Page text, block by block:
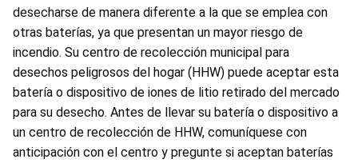
desecharse de manera diferente a la que se emplea con
otras baterías, ya que presentan un mayor riesgo de
incendio. Su centro de recolección municipal para
desechos peligrosos del hogar (HHW) puede aceptar esta
batería o dispositivo de iones de litio retirado del mercado
para su desecho. Antes de llevar su batería o dispositivo a
un centro de recolección de HHW, comuníquese con
anticipación con el centro y pregunte si aceptan baterías